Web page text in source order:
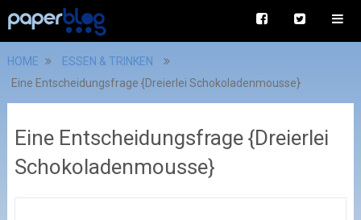
HOME
ESSEN & TRINKEN
Eine Entscheidungsfrage {Dreierlei Schokoladenmousse}
Eine Entscheidungsfrage {Dreierlei
Schokoladenmousse}